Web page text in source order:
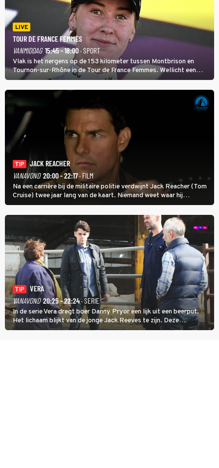
LIVE
TOUR DE FRANCE FEMMES
VANMIDDAG 15:45 - 18:00· SPORT
Vlak is het nergens op de 153 kilometer tussen Montbrison en
Tournon-sur-Rhône in de Tour de France Femmes. Wellicht een
kans voor Nienke Vinke, die vorig jaar de witte trui won.
TIP
JACK REACHER
VANAVOND 20:00 - 22:17· FILM
Na een carrière bij de militaire politie verdwijnt Jack Reacher (Tom
Cruise) twee jaar lang van de kaart. Niemand weet waar hij
uithangt, totdat moordverdachte James Barr naar hem vraagt.
TIP
VERA
VANAVOND 20:25 - 22:24· SERIE
In de serie Vera dregt boer Danny Pryor een lijk uit een beerput.
Het lichaam blijkt van de jonge Jack Reeves te zijn. Deze
homoseksuele woonwagenbewoner had gebroken met zijn familie